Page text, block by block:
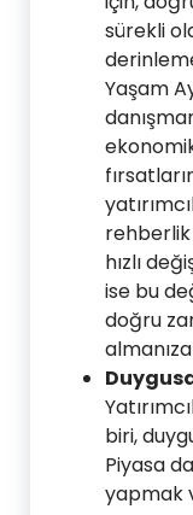
sürekli
Yaşam
hızlı
ise bu
doğru
biri,
Piyasa
yapmak